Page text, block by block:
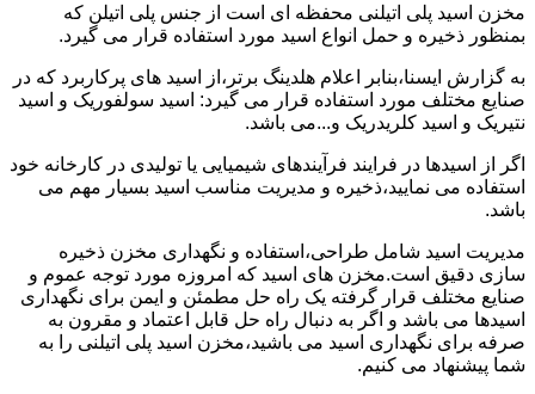
مخزن اسید پلی اتیلنی محفظه ای است از جنس پلی اتیلن که
بمنظور ذخیره و حمل انواع اسید مورد استفاده قرار می گیرد.
به گزارش ایسنا،بنابر اعلام هلدینگ برتر،از اسید های پرکاربرد که در
صنایع مختلف مورد استفاده قرار می گیرد: اسید سولفوریک و اسید
نتیریک و اسید کلریدریک و...می باشد.
اگر از اسیدها در فرایند فرآیندهای شیمیایی یا تولیدی در کارخانه خود
استفاده می نمایید،ذخیره و مدیریت مناسب اسید بسیار مهم می
باشد.
مدیریت اسید شامل طراحی،استفاده و نگهداری مخزن ذخیره
سازی دقیق است.مخزن های اسید که امروزه مورد توجه عموم و
صنایع مختلف قرار گرفته یک راه حل مطمئن و ایمن برای نگهداری
اسیدها می باشد و اگر به دنبال راه حل قابل اعتماد و مقرون به
صرفه برای نگهداری اسید می باشید،مخزن اسید پلی اتیلنی را به
شما پیشنهاد می کنیم.